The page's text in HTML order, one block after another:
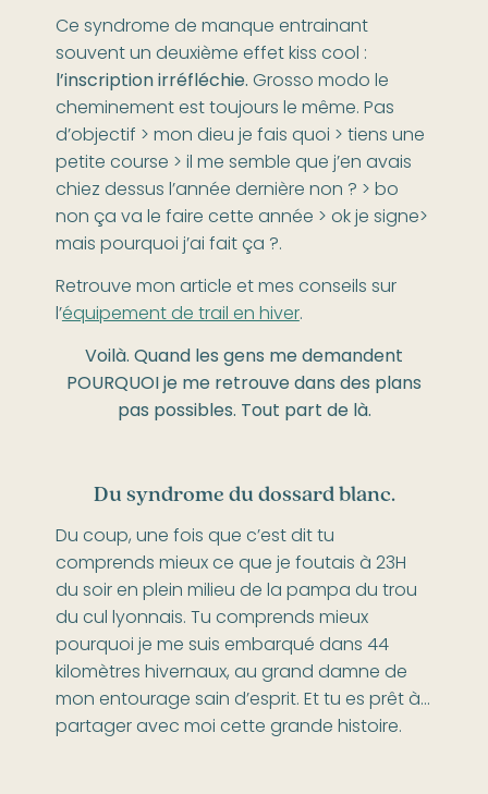
Ce syndrome de manque entrainant
souvent un deuxième effet kiss cool :
l’inscription irréfléchie.Grosso modo le
cheminement est toujours le même. Pas
d’objectif > mon dieu je fais quoi > tiens une
petite course > il me semble que j’en avais
chiez dessus l’année dernière non ? > bo
non ça va le faire cette année > ok je signe>
mais pourquoi j’ai fait ça ?.
Retrouve mon article et mes conseils sur
l’équipement de trail en hiver.
Voilà. Quand les gens me demandent
POURQUOI je me retrouve dans des plans
pas possibles. Tout part de là.
Du syndrome du dossard blanc.
Du coup, une fois que c’est dit tu
comprends mieux ce que je foutais à 23H
du soir en plein milieu de la pampa du trou
du cul lyonnais. Tu comprends mieux
pourquoi je me suis embarqué dans 44
kilomètres hivernaux, au grand damne de
mon entourage sain d’esprit. Et tu es prêt à…
partager avec moi cette grande histoire.